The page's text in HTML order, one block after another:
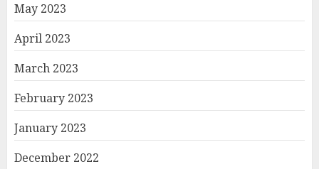
May 2023
April 2023
March 2023
February 2023
January 2023
December 2022